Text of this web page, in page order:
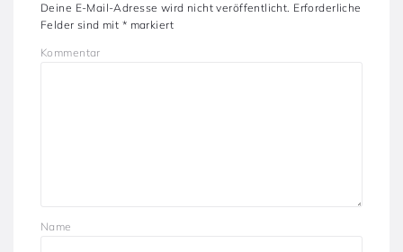
Deine E-Mail-Adresse wird nicht veröffentlicht. Erforderliche
Felder sind mit * markiert
Kommentar
Name